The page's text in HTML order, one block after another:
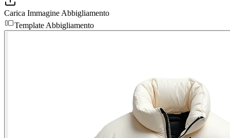
Carica Immagine Abbigliamento
Template Abbigliamento